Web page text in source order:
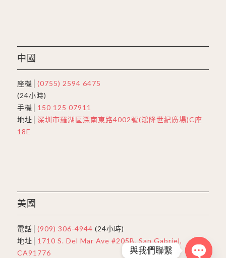
中國
座機│ (0755) 2594 6475
(24小時)
手機│ 150 125 07911
地址│ 深圳市羅湖區深南東路4002號(鴻隆世紀廣場)C座
18E
美國
電話│ (909) 306-4944 (24小時)
地址│ 1710 S. Del Mar Ave #205B, San Gabriel,
CA91776
與我們聯繫